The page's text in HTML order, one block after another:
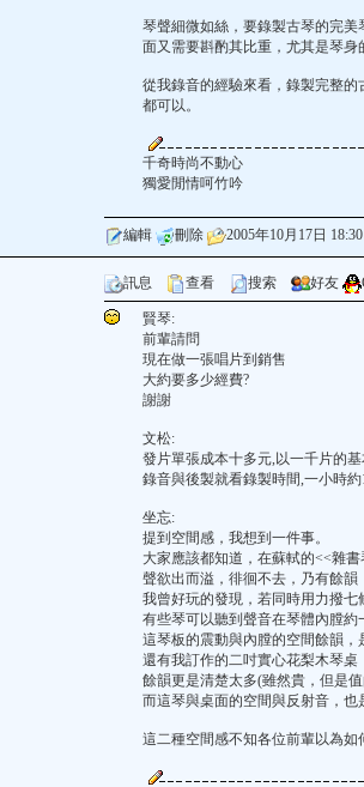
琴聲細微如絲，要錄製古琴的完
面又需要斟酌其比重，尤其是琴
從我錄音的經驗來看，錄製完整
都可以。
千奇時尚不動心
獨愛閒情呵竹吟
編輯 刪除 2005年10月17日
訊息 查看 搜索 好友
賢琴:
前輩請問
現在做一張唱片到銷售
大約要多少經費?
謝謝
文松:
發片單張成本十多元,以一千片的
錄音與後製就看錄製時間,一小時約
坐忘:
提到空間感，我想到一件事。
大家應該都知道，在蘇軾的<<雜
聲欲出而溢，徘徊不去，乃有餘韻
我曾好玩的發現，若同時用力撥
有些琴可以聽到聲音在琴體內膛
這琴板的震動與內膛的空間餘韻，
還有我訂作的二吋實心花梨木琴
餘韻更是清楚太多(雖然貴，但是
而這琴與桌面的空間與反射音，也
這二種空間感不知各位前輩以為如